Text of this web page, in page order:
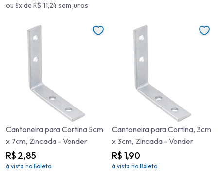
ou 8x de R$ 11,24 sem juros
Cantoneira para Cortina 5cm
x 7cm, Zincada - Vonder
R$ 2,85
à vista no Boleto
Cantoneira para Cortina, 3cm
x 3cm, Zincada - Vonder
R$ 1,90
à vista no Boleto